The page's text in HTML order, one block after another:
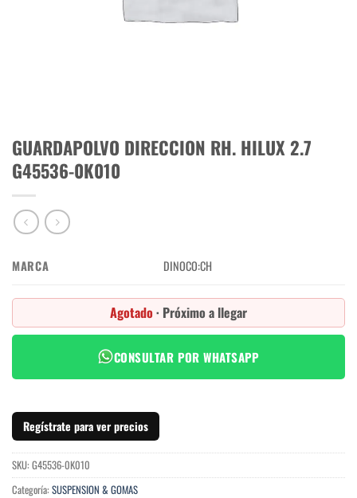
GUARDAPOLVO DIRECCION RH. HILUX 2.7
G45536-0K010
MARCA DINOCO:CH
Agotado · Próximo a llegar
CONSULTAR POR WHATSAPP
Regístrate para ver precios
SKU: G45536-0K010
Categoría: SUSPENSION & GOMAS